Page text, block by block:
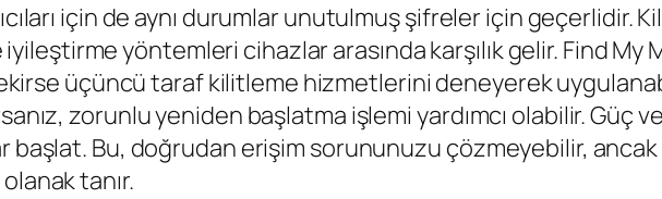
için de aynı durumlar unutulmuş şifreler için geçerlidir.
iyileştirme yöntemleri cihazlar arasında karşılık gelir. Find
üçüncü taraf kilitleme hizmetlerini deneyerek
zorunlu yeniden başlatma işlemi yardımcı olabilir. Güç
başlat. Bu, doğrudan erişim sorununuzu çözmeyebilir,
tanır.